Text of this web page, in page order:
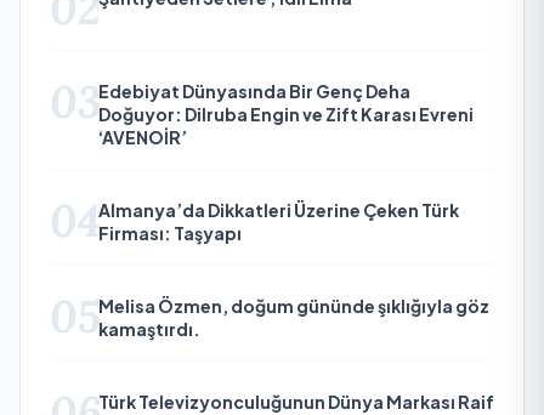
03Edebiyat Dünyasında Bir Genç Deha
Doğuyor: Dilruba Engin ve Zift Karası Evreni
‘AVENOİR’
04Almanya’da Dikkatleri Üzerine Çeken Türk
Firması: Taşyapı
05Melisa Özmen, doğum gününde şıklığıyla göz
kamaştırdı.
Türk Televizyonculuğunun Dünya Markası Raif